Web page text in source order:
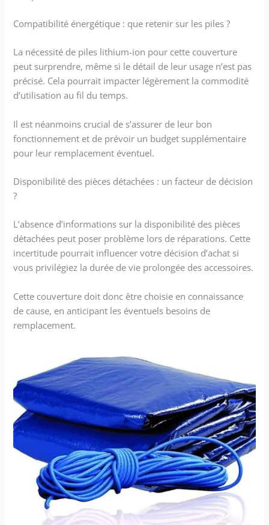
Compatibilité énergétique : que retenir sur les piles ?
La nécessité de piles lithium-ion pour cette couverture
peut surprendre, même si le détail de leur usage n’est pas
précisé. Cela pourrait impacter légèrement la commodité
d’utilisation au fil du temps.
Il est néanmoins crucial de s’assurer de leur bon
fonctionnement et de prévoir un budget supplémentaire
pour leur remplacement éventuel.
Disponibilité des pièces détachées : un facteur de décision
?
L’absence d’informations sur la disponibilité des pièces
détachées peut poser problème lors de réparations. Cette
incertitude pourrait influencer votre décision d’achat si
vous privilégiez la durée de vie prolongée des accessoires.
Cette couverture doit donc être choisie en connaissance
de cause, en anticipant les éventuels besoins de
remplacement.